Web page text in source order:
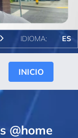
IDIOMA: ES
INICIO
@home